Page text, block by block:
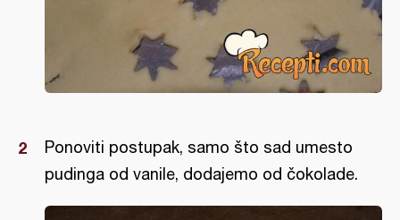
Ponoviti postupak, samo što sad umesto
pudinga od vanile, dodajemo od čokolade.